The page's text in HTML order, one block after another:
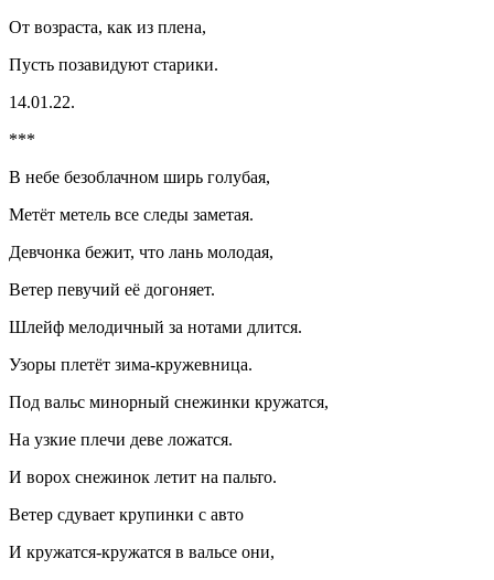
От возраста, как из плена,
Пусть позавидуют старики.
14.01.22.
***
В небе безоблачном ширь голубая,
Метёт метель все следы заметая.
Девчонка бежит, что лань молодая,
Ветер певучий её догоняет.
Шлейф мелодичный за нотами длится.
Узоры плетёт зима-кружевница.
Под вальс минорный снежинки кружатся,
На узкие плечи деве ложатся.
И ворох снежинок летит на пальто.
Ветер сдувает крупинки с авто
И кружатся-кружатся в вальсе они,